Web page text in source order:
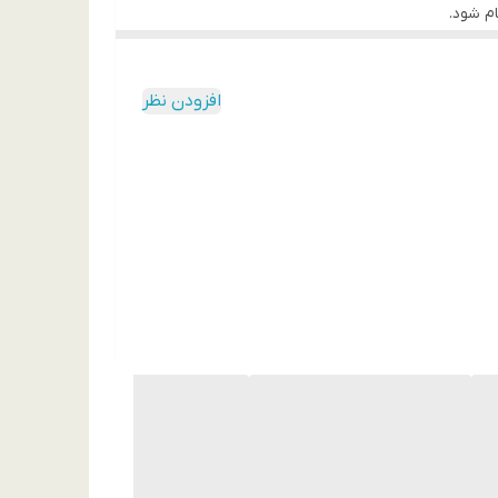
شود.
تقویت‌شده در گوشه‌ها نیز باعث می‌شود در
افزودن نظر